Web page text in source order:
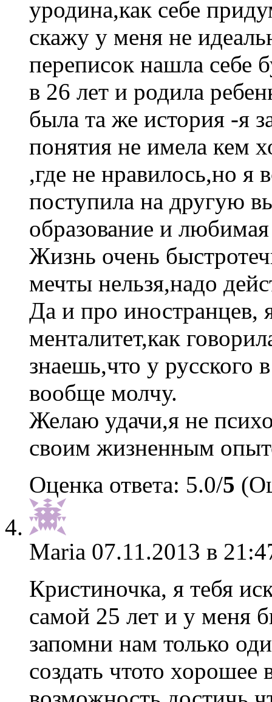
уродина,как себе
скажу у меня не
переписок нашла
в 26 лет и родила
была та же история -я
понятия не имела кем
,где не нравилось,но я
поступила на другую
образование и
Жизнь очень
мечты нельзя,надо
Да и про иностранцев,
менталитет,как
знаешь,что у русского
вообще молчу.
Желаю удачи,я не
своим жизненным
Оценка ответа: 5.0/5
Maria 07.11.2013 в
Кристиночка, я тебя
самой 25 лет и у меня
запомни нам только
создать чтото хорошее